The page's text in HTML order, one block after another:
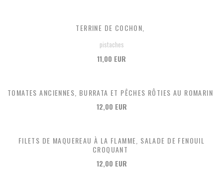
TERRINE DE COCHON,
pistaches
11,00 EUR
TOMATES ANCIENNES, BURRATA ET PÊCHES RÔTIES AU ROMARIN
12,00 EUR
FILETS DE MAQUEREAU À LA FLAMME, SALADE DE FENOUIL
CROQUANT
12,00 EUR